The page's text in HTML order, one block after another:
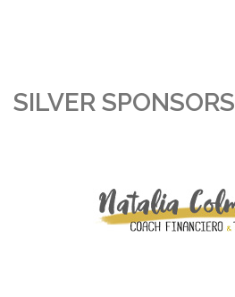
SILVER SPONSORS